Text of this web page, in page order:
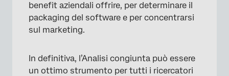
benefit aziendali offrire, per determinare il
packaging del software e per concentrarsi
sul marketing.
In definitiva, l’Analisi congiunta può essere
un ottimo strumento per tutti i ricercatori